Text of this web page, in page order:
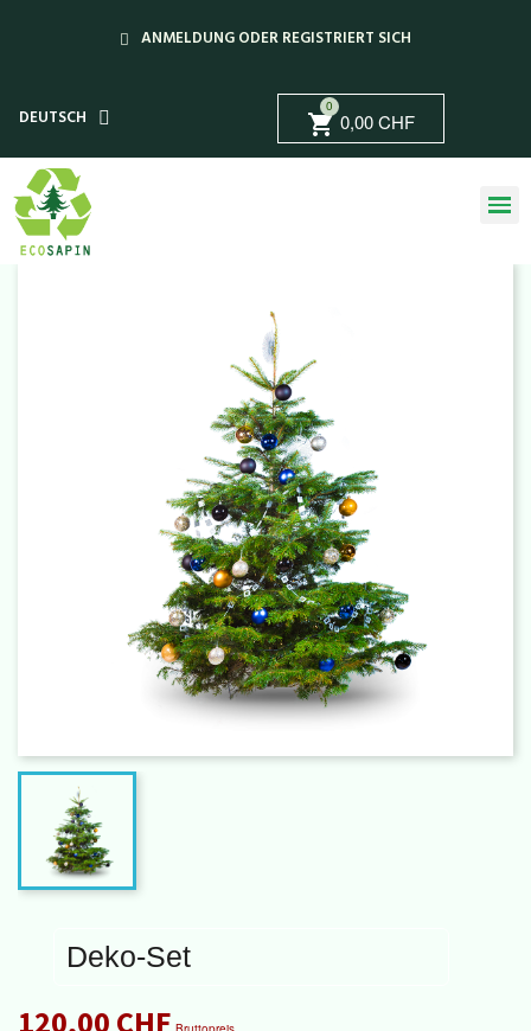
ANMELDUNG ODER REGISTRIERT SICH
DEUTSCH shopping_cart
0
0,00 CHF
Deko-Set
120,00 CHF